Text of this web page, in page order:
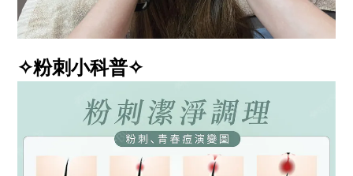
✧粉刺小科普✧